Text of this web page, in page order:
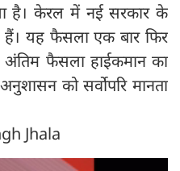
है। केरल में नई सरकार के
हैं। यह फैसला एक बार फिर
अंतिम फैसला हाईकमान का
को सर्वोपरि मानता
Jhala